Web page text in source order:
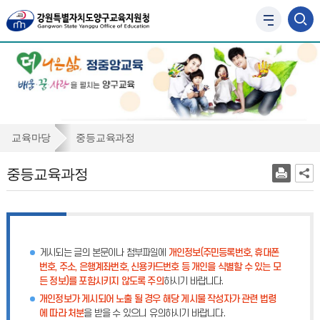
사
트
맵
바
로
가
중
교
교육마당 중등교육과정
중등교육과정
게시되는 글의 본문이나 첨부파일에 개인정보(주민등록번호, 휴대폰
번호, 주소, 은행계좌번호, 신용카드번호 등 개인을 식별할 수 있는 모
든 정보)를 포함시키지 않도록 주의하시기 바랍니다.
개인정보가 게시되어 노출 될 경우 해당 게시물 작성자가 관련 법령
에 따라 처분을 받을 수 있으니 유의하시기 바랍니다.